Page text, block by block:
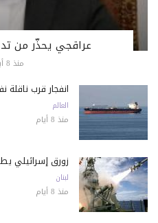
عراقجي يحذّر من
منذ 8 أيام
انفجار قرب
العالم
منذ 8 أيام
زورق إسرائيلي
لبنان
منذ 8 أيام